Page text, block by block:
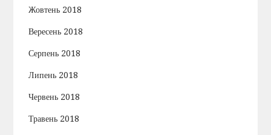
Жовтень 2018
Вересень 2018
Серпень 2018
Липень 2018
Червень 2018
Травень 2018